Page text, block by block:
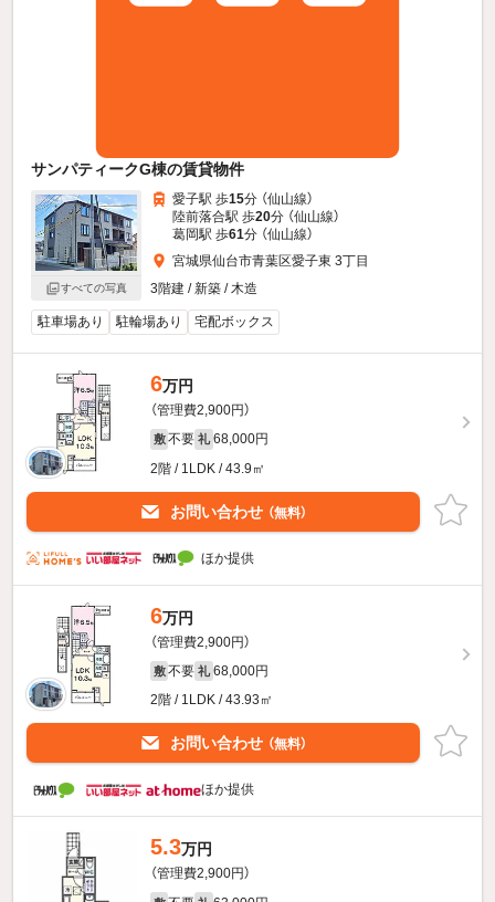
サンパティークG棟の賃貸物件
すべての写真
愛子駅 歩15分 （仙山線）
陸前落合駅 歩20分 （仙山線）
葛岡駅 歩61分 （仙山線）
宮城県仙台市青葉区愛子東 3丁目
3階建 / 新築 / 木造
駐車場あり 駐輪場あり 宅配ボックス
6万円
（管理費2,900円）
敷 不要 礼 68,000円
2階 / 1LDK / 43.9㎡
お問い合わせ （無料）
ほか提供
6万円
（管理費2,900円）
敷 不要 礼 68,000円
2階 / 1LDK / 43.93㎡
お問い合わせ （無料）
ほか提供
5.3万円
（管理費2,900円）